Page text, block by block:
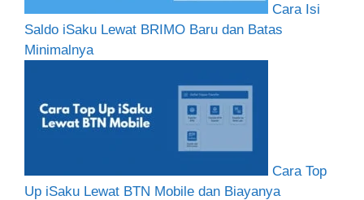
Cara Isi
Saldo iSaku Lewat BRIMO Baru dan Batas
Minimalnya
Cara Top
Up iSaku Lewat BTN Mobile dan Biayanya